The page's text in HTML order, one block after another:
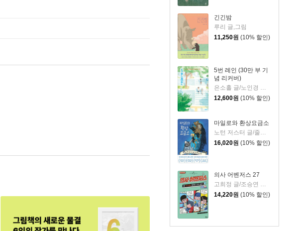
긴긴밤
루리 글,그림
11,250원 (10% 할인)
5번 레인 (30만 부 기
념 리커버)
은소홀 글/노인경 그림
12,600원 (10% 할인)
마일로와 환상요금소
16,020원 (10% 할인)
의사 어벤저스 27
14,220원 (10% 할인)